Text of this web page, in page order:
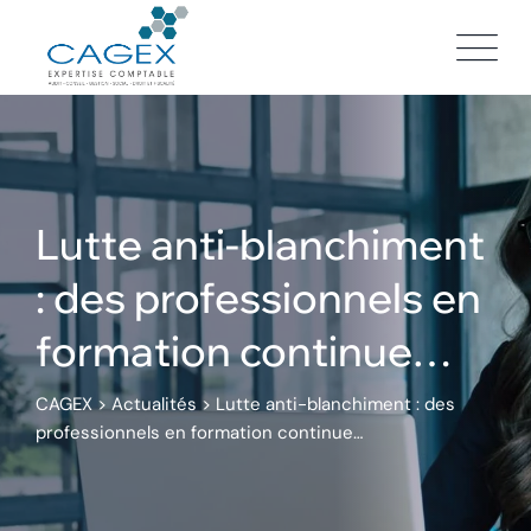
content
Lutte anti-blanchiment
: des professionnels en
formation continue…
CAGEX>Actualités > Lutte anti-blanchiment : des
professionnels en formation continue…